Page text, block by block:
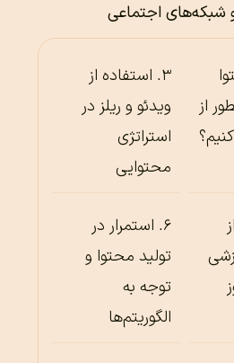
و شبکه‌های اجتماعی
از
استفاده از
ویدئو و ریلز در
استراتژی
محتوایی
استمرار در
تولید محتوا و
توجه به
الگوریتم‌ها